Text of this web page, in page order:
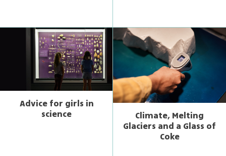
Advice for girls in
science
Climate, Melting
Glaciers and a Glass of
Coke